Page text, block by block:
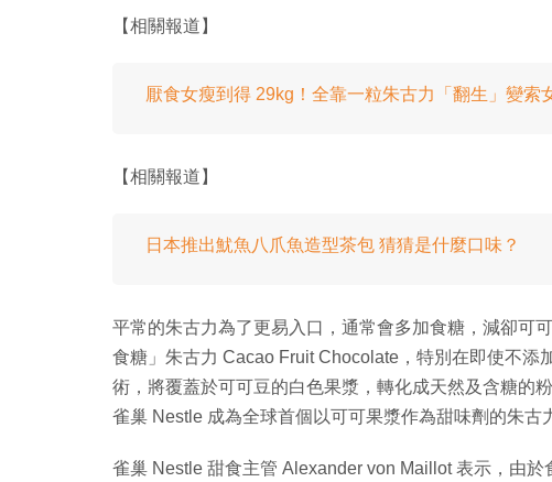
【相關報道】
厭食女瘦到得 29kg！全靠一粒朱古力「翻生」變索
【相關報道】
日本推出魷魚八爪魚造型茶包 猜猜是什麼口味？
平常的朱古力為了更易入口，通常會多加食糖，減卻可
食糖」朱古力 Cacao Fruit Chocolate，特別在即使不
術，將覆蓋於可可豆的白色果漿，轉化成天然及含糖的
雀巢 Nestle 成為全球首個以可可果漿作為甜味劑的朱古
雀巢 Nestle 甜食主管 Alexander von Maillot 表示，由